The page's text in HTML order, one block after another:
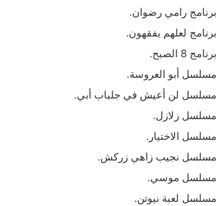
رامي رضوان.
لعلهم يفقهون.
8 الصبح.
أبو العروسة.
لن أعيش في جلباب أبي.
زلازل.
الاختيار.
مسلسل نجيب زاهي زركش.
مسلسل موسي.
لعبة نيوتن.